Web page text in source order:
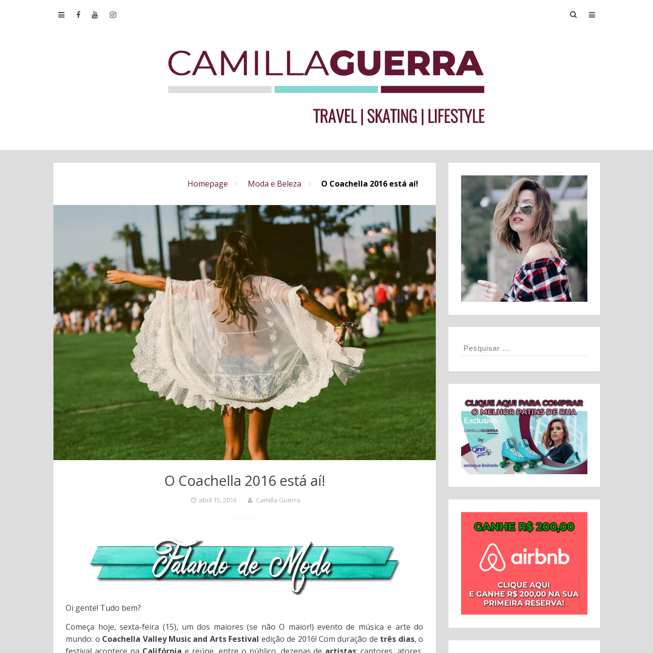
Homepage Moda e Beleza O Coachella 2016 está aí!
O Coachella 2016 está aí!
abril 15, 2016 Camilla Guerra
Oi gente! Tudo bem?
Começa hoje, sexta-feira (15), um dos maiores (se não O maior!) evento de música e arte do
mundo: o Coachella Valley Music and Arts Festival edição de 2016! Com duração de três dias, o